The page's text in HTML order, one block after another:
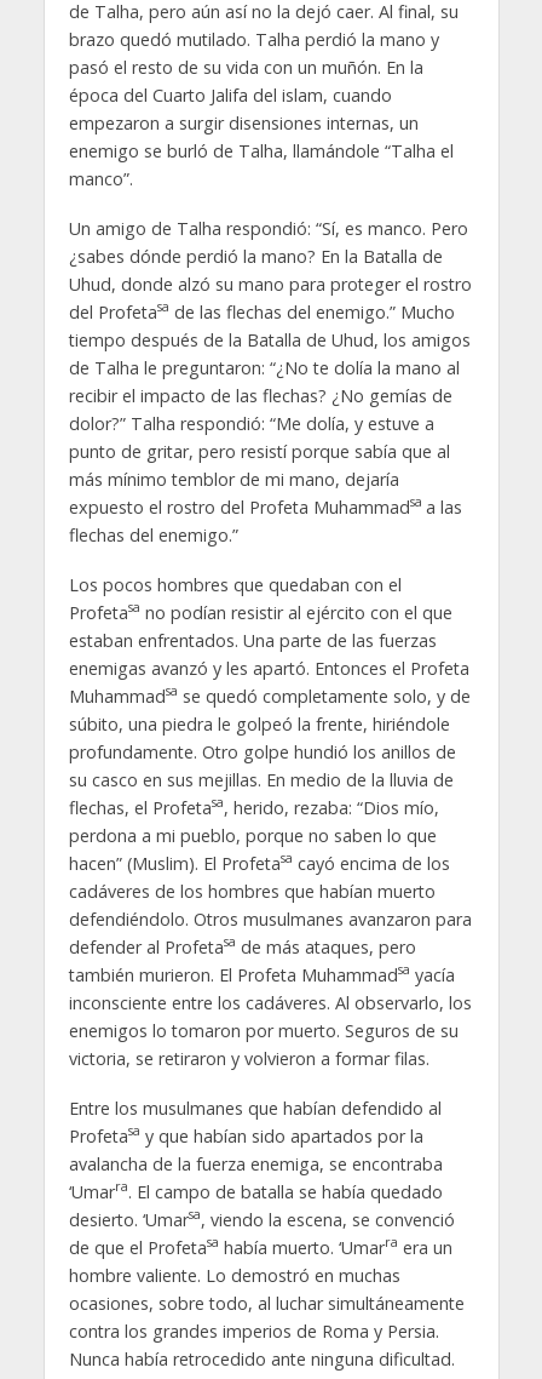
de Talha, pero aún así no la dejó caer. Al final, su
brazo quedó mutilado. Talha perdió la mano y
pasó el resto de su vida con un muñón. En la
época del Cuarto Jalifa del islam, cuando
empezaron a surgir disensiones internas, un
enemigo se burló de Talha, llamándole “Talha el
manco”.
Un amigo de Talha respondió: “Sí, es manco. Pero
¿sabes dónde perdió la mano? En la Batalla de
Uhud, donde alzó su mano para proteger el rostro
del Profetasa de las flechas del enemigo.” Mucho
tiempo después de la Batalla de Uhud, los amigos
de Talha le preguntaron: “¿No te dolía la mano al
recibir el impacto de las flechas? ¿No gemías de
dolor?” Talha respondió: “Me dolía, y estuve a
punto de gritar, pero resistí porque sabía que al
más mínimo temblor de mi mano, dejaría
expuesto el rostro del Profeta Muhammadsa a las
flechas del enemigo.”
Los pocos hombres que quedaban con el
Profetasa no podían resistir al ejército con el que
estaban enfrentados. Una parte de las fuerzas
enemigas avanzó y les apartó. Entonces el Profeta
Muhammadsa se quedó completamente solo, y de
súbito, una piedra le golpeó la frente, hiriéndole
profundamente. Otro golpe hundió los anillos de
su casco en sus mejillas. En medio de la lluvia de
flechas, el Profetasa, herido, rezaba: “Dios mío,
perdona a mi pueblo, porque no saben lo que
hacen” (Muslim). El Profetasa cayó encima de los
cadáveres de los hombres que habían muerto
defendiéndolo. Otros musulmanes avanzaron para
defender al Profetasa de más ataques, pero
también murieron. El Profeta Muhammadsa yacía
inconsciente entre los cadáveres. Al observarlo, los
enemigos lo tomaron por muerto. Seguros de su
victoria, se retiraron y volvieron a formar filas.
Entre los musulmanes que habían defendido al
Profetasa y que habían sido apartados por la
avalancha de la fuerza enemiga, se encontraba
‘Umarra. El campo de batalla se había quedado
desierto. ‘Umarsa, viendo la escena, se convenció
de que el Profetasa había muerto. ‘Umarra era un
hombre valiente. Lo demostró en muchas
ocasiones, sobre todo, al luchar simultáneamente
contra los grandes imperios de Roma y Persia.
Nunca había retrocedido ante ninguna dificultad.